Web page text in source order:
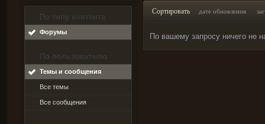
По типу контента
Форумы
По пользователю
Темы и сообщения
Все темы
Все сообщения
Сортировать дате обновления
По вашему запросу ничего не